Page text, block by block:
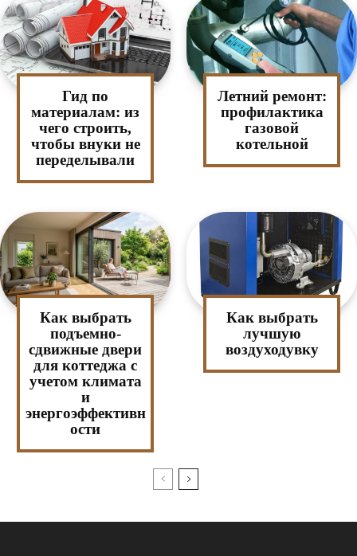
Гид по
материалам: из
чего строить,
чтобы внуки не
переделывали
Летний ремонт:
профилактика
газовой
котельной
Как выбрать
подъемно-
сдвижные двери
для коттеджа с
учетом климата
и
энергоэффективн
ости
Как выбрать
лучшую
воздуходувку